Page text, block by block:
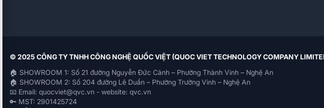
© 2025 CÔNG TY TNHH CÔNG NGHỆ QUỐC VIỆT (QUOC VIET TECHNOLOGY COMPANY
🏠 SHOWROOM 1: Số 21 đường Nguyễn Đức Cảnh – Phường Thành Vinh – Nghệ An
🏠 SHOWROOM 2: Số 204 đường Lê Duẩn – Phường Trường Vinh – Nghệ An
📧 Email: quocviet@qvc.vn - website: qvc.vn
🔑 MST: 2901425724